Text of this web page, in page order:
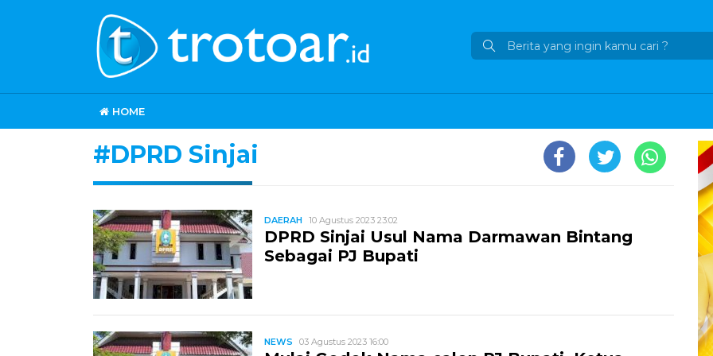
HOME
#DPRD Sinjai
DAERAH 10 Agustus 2023 23:02
DPRD Sinjai Usul Nama Darmawan Bintang
Sebagai PJ Bupati
NEWS 03 Agustus 2023 16:00